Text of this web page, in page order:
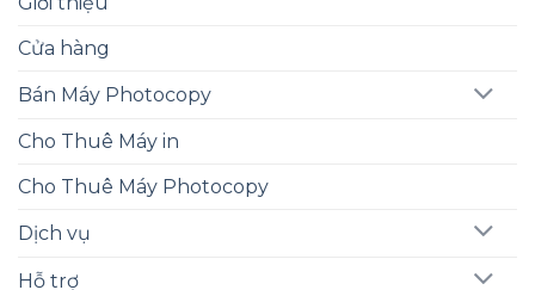
Cửa hàng
Bán Máy Photocopy
Cho Thuê Máy in
Cho Thuê Máy Photocopy
Dịch vụ
Hỗ trợ